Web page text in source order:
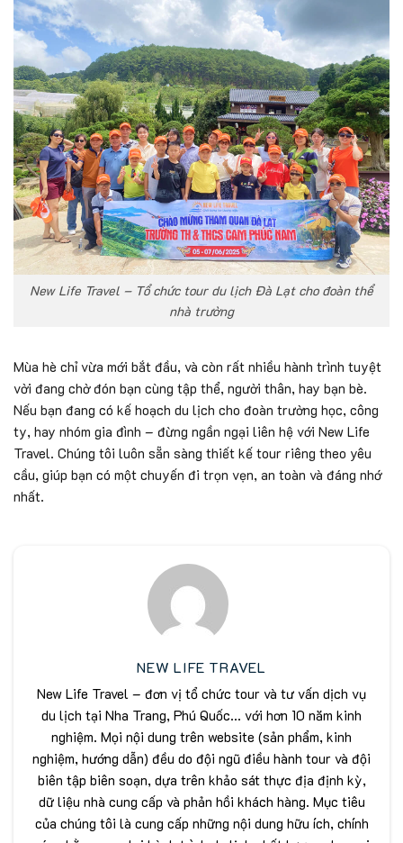
New Life Travel – Tổ chức tour du lịch Đà Lạt cho đoàn thể
nhà trường
Mùa hè chỉ vừa mới bắt đầu, và còn rất nhiều hành trình tuyệt
vời đang chờ đón bạn cùng tập thể, người thân, hay bạn bè.
Nếu bạn đang có kế hoạch du lịch cho đoàn trường học, công
ty, hay nhóm gia đình – đừng ngần ngại liên hệ với New Life
Travel. Chúng tôi luôn sẵn sàng thiết kế tour riêng theo yêu
cầu, giúp bạn có một chuyến đi trọn vẹn, an toàn và đáng nhớ
nhất.
NEW LIFE TRAVEL
New Life Travel – đơn vị tổ chức tour và tư vấn dịch vụ
du lịch tại Nha Trang, Phú Quốc... với hơn 10 năm kinh
nghiệm. Mọi nội dung trên website (sản phẩm, kinh
nghiệm, hướng dẫn) đều do đội ngũ điều hành tour và đội
biên tập biên soạn, dựa trên khảo sát thực địa định kỳ,
dữ liệu nhà cung cấp và phản hồi khách hàng. Mục tiêu
của chúng tôi là cung cấp những nội dung hữu ích, chính